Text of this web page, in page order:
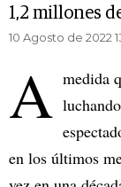
1,2 millones
10 Agosto de 2022
A medida
en los últimos